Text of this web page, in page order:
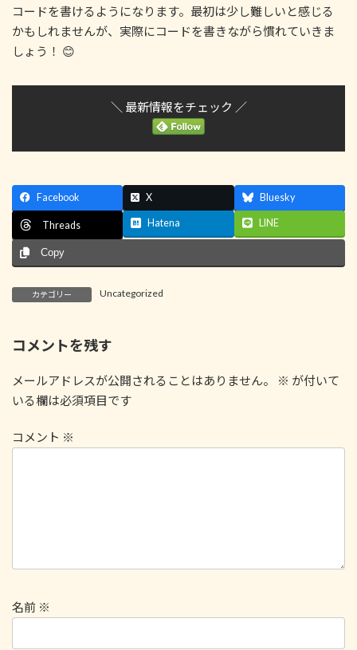
コードを書けるようになります。最初は少し難しいと感じる
かもしれませんが、実際にコードを書きながら慣れていきま
しょう！ 😊
＼ 最新情報をチェック ／
Facebook X Bluesky
Threads Hatena LINE
Copy
カテゴリー Uncategorized
コメントを残す
メールアドレスが公開されることはありません。 ※ が付いて
いる欄は必須項目です
コメント ※
名前 ※